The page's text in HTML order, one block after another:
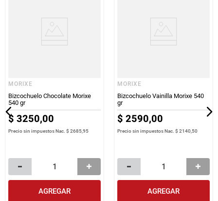
MORIXE
Bizcochuelo Chocolate Morixe
540 gr
$ 3250,00
Precio sin impuestos Nac. $ 2685,95
AGREGAR
MORIXE
Bizcochuelo Vainilla Morixe 540
gr
$ 2590,00
Precio sin impuestos Nac. $ 2140,50
AGREGAR